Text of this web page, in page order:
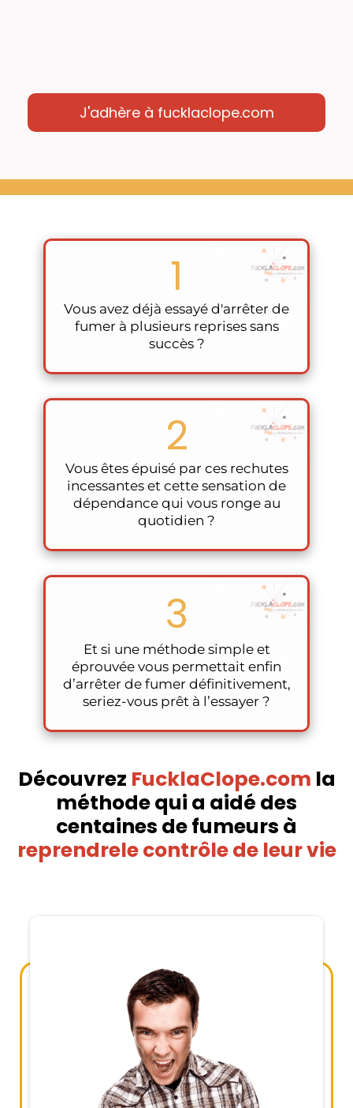
J'adhère à fucklaclope.com
1
Vous avez déjà essayé d'arrêter de
fumer à plusieurs reprises sans
succès ?
2
Vous êtes épuisé par ces rechutes
incessantes et cette sensation de
dépendance qui vous ronge au
quotidien ?
3
Et si une méthode simple et
éprouvée vous permettait enfin
d’arrêter de fumer définitivement,
seriez-vous prêt à l’essayer ?
Découvrez FucklaClope.com la
méthode qui a aidé des
centaines de fumeurs à
reprendrele contrôle de leur vie